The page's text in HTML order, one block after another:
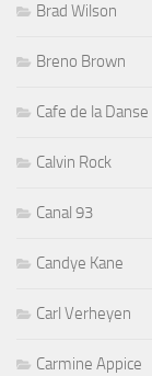
Brad Wilson
Breno Brown
Cafe de la Danse
Calvin Rock
Canal 93
Candye Kane
Carl Verheyen
Carmine Appice